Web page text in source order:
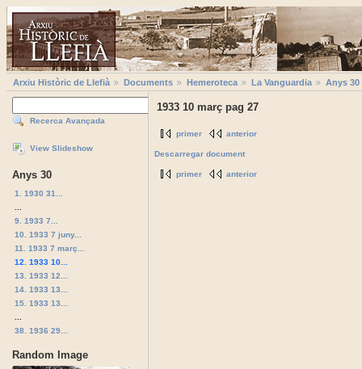
Arxiu Històric de Llefià Documents Hemeroteca La Vanguardia Anys 30
Recerca Avançada
View Slideshow
Anys 30
1. 1930 31...
9. 1933 7...
10. 1933 7 juny...
11. 1933 7 març...
12. 1933 10...
13. 1933 12...
14. 1933 13...
15. 1933 13...
38. 1936 29...
Random Image
1933 10 març pag 27
primer anterior
Descarregar document
primer anterior